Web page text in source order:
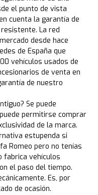
el punto de vista
cuenta la garantía de
La red
desde hace
de España que
vehículos usados de
de venta en
de nuestro
Se puede
permitirse comprar
de la marca.
estupenda si
Romeo pero no tenías
fabrica vehículos
el paso del tiempo.
Es, por
de ocasión.